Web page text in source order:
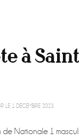
à
LE 1 DÉCEMBRE 2023
de Nationale 1